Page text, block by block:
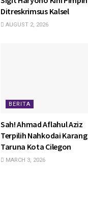
Ditreskrimsus Kalsel
AUGUST 2, 2026
BERITA
Sah! Ahmad Aflahul Aziz
Terpilih Nahkodai Karang
Taruna Kota Cilegon
MARCH 3, 2026